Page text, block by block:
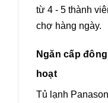
từ 4 - 5 thành
chợ hàng ngày.
Ngăn cấp
hoạt
Tủ lạnh